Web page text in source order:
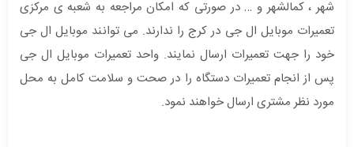
شهر ، کمالشهر و … در صورتی که امکان مراجعه به شعبه ی مرکزی
تعمیرات موبایل ال جی در کرج را ندارند. می توانند موبایل ال جی
خود را جهت تعمیرات ارسال نمایند. واحد تعمیرات موبایل ال جی
پس از انجام تعمیرات دستگاه را در صحت و سلامت کامل به محل
مورد نظر مشتری ارسال خواهند نمود.